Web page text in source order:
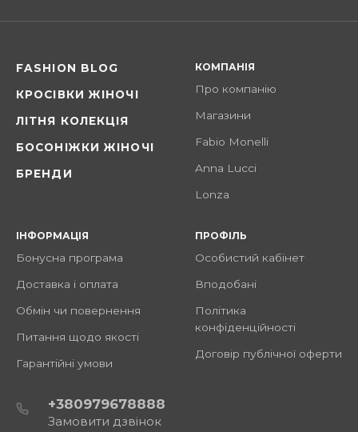
FASHION BLOG
КРОСІВКИ ЖІНОЧІ
ЛІТНЯ КОЛЕКЦІЯ
БОСОНІЖКИ ЖІНОЧІ
БРЕНДИ
КОМПАНІЯ
Про компанію
Магазини
Fabio Monelli
Anna Lucci
Lonza
ІНФОРМАЦІЯ
Бонусна програма
Доставка і оплата
Обмін чи повернення
Питання щодо якості
Гарантійні умови
ПРОФІЛЬ
Особистий кабінет
Вподобані
Політика
конфіденційності
Договір публічної оферти
+380979678888
Замовити дзвінок